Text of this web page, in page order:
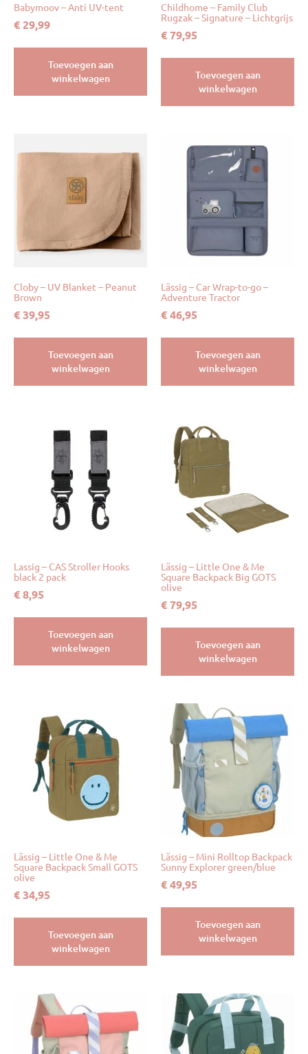
Babymoov – Anti UV-tent
€ 29,99
Toevoegen aan
winkelwagen
Childhome – Family Club
Rugzak – Signature – Lichtgrijs
€79,95
Toevoegen aan
winkelwagen
Cloby – UV Blanket – Peanut
Brown
€39,95
Toevoegen aan
winkelwagen
Lässig – Car Wrap-to-go –
Adventure Tractor
€46,95
Toevoegen aan
winkelwagen
Lassig – CAS Stroller Hooks
black 2 pack
€8,95
Toevoegen aan
winkelwagen
Lässig – Little One & Me
Square Backpack Big GOTS
olive
€79,95
Toevoegen aan
winkelwagen
Lässig – Little One & Me
Square Backpack Small GOTS
olive
€34,95
Toevoegen aan
winkelwagen
Lässig – Mini Rolltop Backpack
Sunny Explorer green/blue
€49,95
Toevoegen aan
winkelwagen